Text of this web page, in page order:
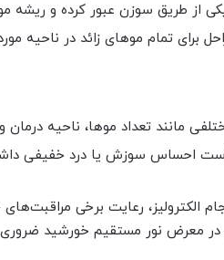
از طریق سوزن عبور کرده و ریشه
برای تمام موهای زائد در ناحیه
مانند تعداد موها، ناحیه
احساس سوزش یا درد خفیفی
الکترولیز، رعایت برخی
در معرض نور مستقیم خورشید